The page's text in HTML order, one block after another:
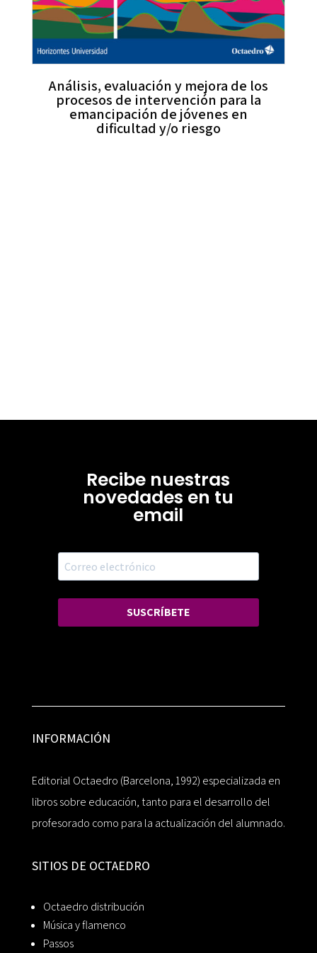
Análisis, evaluación y mejora de los
procesos de intervención para la
emancipación de jóvenes en
dificultad y/o riesgo
Recibe nuestras
novedades en tu
email
SUSCRÍBETE
INFORMACIÓN
Editorial Octaedro (Barcelona, 1992) especializada en
libros sobre educación, tanto para el desarrollo del
profesorado como para la actualización del alumnado.
SITIOS DE OCTAEDRO
Octaedro distribución
Música y flamenco
Passos